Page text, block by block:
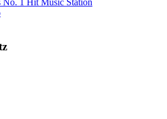
No. 1 Hit Music Station